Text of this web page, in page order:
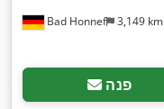
Bad Honnef 3,149 km
פנה